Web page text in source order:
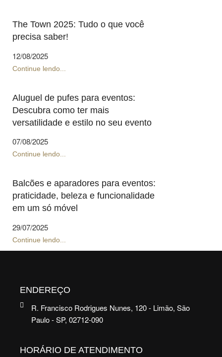
The Town 2025: Tudo o que você
precisa saber!
12/08/2025
Continue lendo...
Aluguel de pufes para eventos:
Descubra como ter mais
versatilidade e estilo no seu evento
07/08/2025
Continue lendo...
Balcões e aparadores para eventos:
praticidade, beleza e funcionalidade
em um só móvel
29/07/2025
Continue lendo...
HORÁRIO DE ATENDIMENTO
ENDEREÇO
R. Francisco Rodrigues Nunes, 120 - Limão, São
Paulo - SP, 02712-090